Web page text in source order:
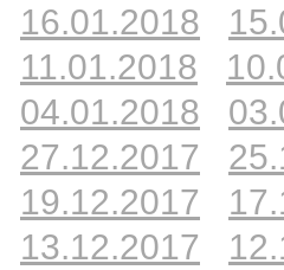
16.01.2018
11.01.2018
04.01.2018
27.12.2017
19.12.2017
13.12.2017